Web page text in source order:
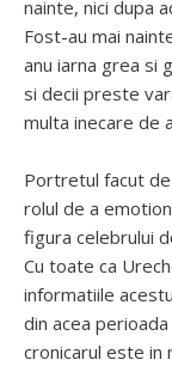
nainte, nici dupa
Fost-au mai
anu iarna grea si
si decii preste
multa inecare de
Portretul facut
rolul de a
figura celebrului
Cu toate ca
informatiile
din acea
cronicarul este in